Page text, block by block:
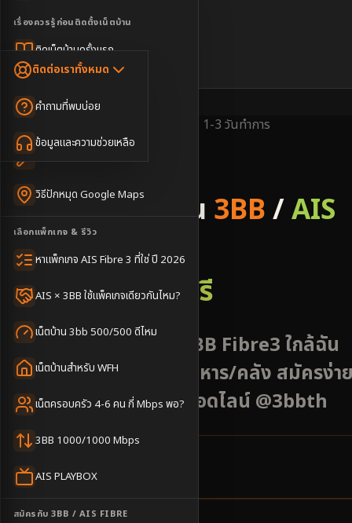
เน็ตบ้านพร้อมกล่องทีวี
เน็ตบ้าน + Netflix
เน็ตบ้าน + บริการเสริม
เน็ตบ้านแรงทุกชั้น
Dongle เน็ตสำรอง
เรื่องควรรู้ก่อนติดตั้งเน็ตบ้าน
ติดเน็ตบ้านครั้งแรก
เทคนิคขอคิวช่างได้ไว
วิธีปักหมุด Google Maps
เลือกแพ็กเกจ & รีวิว
หาแพ็กเกจ AIS Fibre 3 ที่ใช่ ปี 2026
AIS × 3BB ใช้แพ็คเกจเดียวกันไหม?
เน็ตบ้าน 3bb 500/500 ดีไหม
เน็ตบ้านสำหรับ WFH
เน็ตครอบครัว 4-6 คน กี่ Mbps พอ?
3BB 1000/1000 Mbps
AIS PLAYBOX
สมัครกับ 3BB / AIS FIBRE
ติดต่อเราทั้งหมด
คำถามที่พบบ่อย
ข้อมูลและความช่วยเหลือ
🇹🇭🇬🇧
1-3 วันทำการ
3BB & AIS Fibre
รับติดตั้งเน็ตบ้าน 3BB/AIS
Fibre
อำเภอเมืองลพบุรี
บริการติดตั้งเน็ต AIS 3BB Fibre3 ใกล้ฉัน
พื้นที่เมืองลพบุรี สถานีทหาร/คลัง สมัครง่า
ราคาเริ่มต้น 500 บาท แอดไลน์ @3bbth
24ตำบล
ครอบคลุมพื้นที่